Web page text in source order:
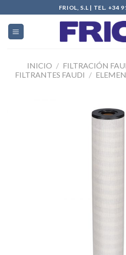
content
FRIOL, S.L | TEL. +34
INICIO / FILTRACIÓN
FILTRANTES FAUDI /